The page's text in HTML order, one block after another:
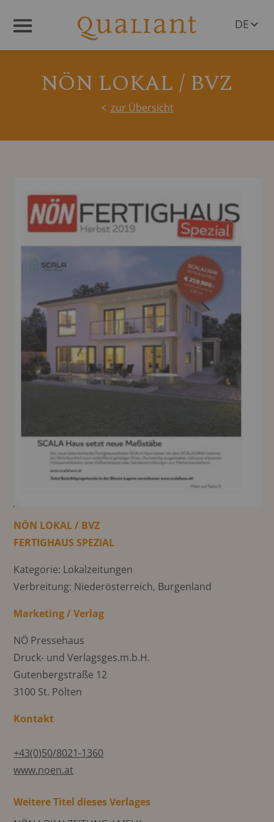
DE
NÖN LOKAL / BVZ
zur Übersicht
NÖN LOKAL / BVZ
FERTIGHAUS SPEZIAL
Kategorie: Lokalzeitungen
Verbreitung: Niederösterreich, Burgenland
Marketing / Verlag
NÖ Pressehaus
Druck- und Verlagsges.m.b.H.
Gutenbergstraße 12
3100 St. Pölten
Kontakt
+43(0)50/8021-1360
www.noen.at
Weitere Titel dieses Verlages